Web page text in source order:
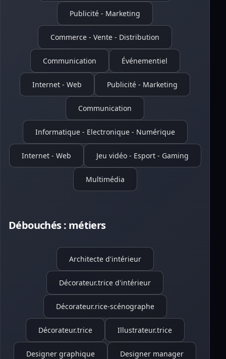
Publicité - Marketing
Commerce - Vente - Distribution
Communication Événementiel
Internet - Web Publicité - Marketing
Communication
Informatique - Electronique - Numérique
Internet - Web Jeu vidéo - Esport - Gaming
Multimédia
Débouchés : métiers
Architecte d'intérieur
Décorateur.trice d'intérieur
Décorateur.rice-scénographe
Décorateur.trice Illustrateur.trice
Designer graphique Designer manager